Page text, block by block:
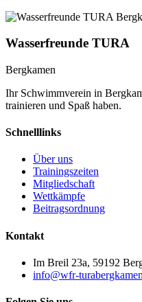
Wasserfreunde TURA
Bergkamen
Ihr Schwimmverein in
trainieren und Spaß haben.
Schnelllinks
Über uns
Trainingszeiten
Mitgliedschaft
Wettkämpfe
Beitragsordnung
Kontakt
Im Breil 23a, 59192
info@wfr-